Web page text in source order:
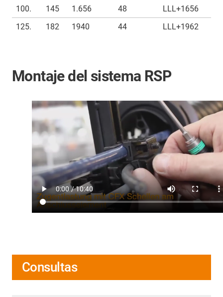
100. 145 1.656 48
LLL+1656
125.
182 1940 44 LLL+1962
Montaje del sistema RSP
Consultas